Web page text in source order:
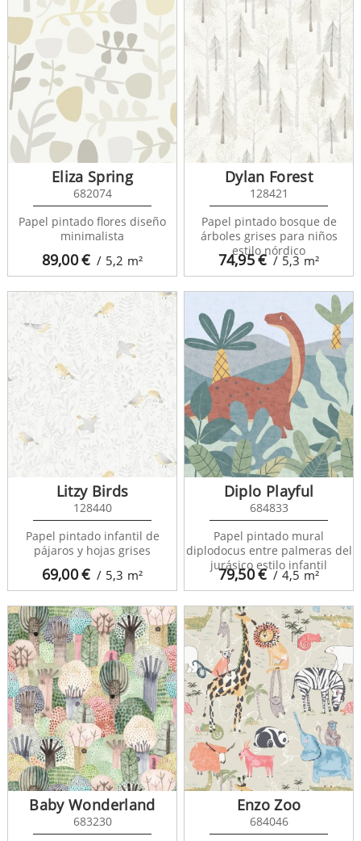
89,00€ / 5,2 m²
Eliza Spring
682074
Papel pintado flores diseño
minimalista
74,95€ / 5,3m²
Dylan Forest
128421
Papel pintado bosque de
árboles grises para niños
estilo nórdico
69,00€ / 5,3 m²
Litzy Birds
128440
Papel pintado infantil de
pájaros y hojas grises
79,50€ / 4,5m²
Diplo Playful
684833
Papel pintado mural
diplodocus entre palmeras del
jurásico estilo infantil
Baby Wonderland
683230
Enzo Zoo
684046